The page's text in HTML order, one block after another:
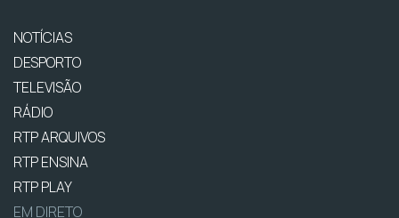
NOTÍCIAS
DESPORTO
TELEVISÃO
RÁDIO
RTP ARQUIVOS
RTP ENSINA
RTP PLAY
EM DIRETO